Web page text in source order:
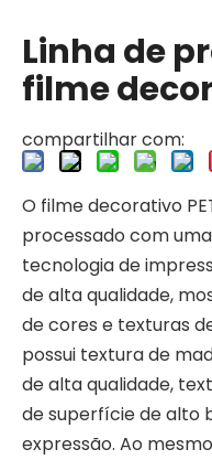
Linha de
filme
compartilhar com:
O filme decorativo
processado com
tecnologia de
de alta qualidade,
de cores e texturas
possui textura de
de alta qualidade,
de superfície de alto
expressão. Ao